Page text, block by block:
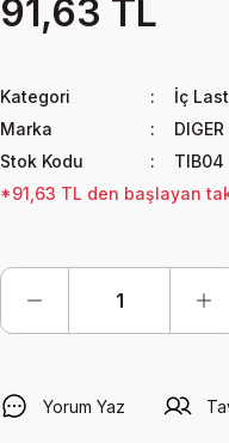
91,63 TL
Kategori
İç
Marka
DIGER
Stok Kodu
TIB04
*91,63 TL den başlayan
Yorum Yaz